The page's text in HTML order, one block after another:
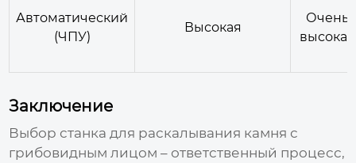
Автоматический
(ЧПУ)
Высокая
Очень
высокая
Заключение
Выбор станка для раскалывания камня с
грибовидным лицом – ответственный процесс,